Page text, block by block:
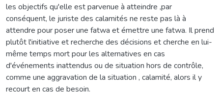
les objectifs qu'elle est parvenue à atteindre ,par
conséquent, le juriste des calamités ne reste pas là à
attendre pour poser une fatwa et émettre une fatwa. Il prend
plutôt l'initiative et recherche des décisions et cherche en lui-
même temps mort pour les alternatives en cas
d'événements inattendus ou de situation hors de contrôle,
comme une aggravation de la situation , calamité, alors il y
recourt en cas de besoin.